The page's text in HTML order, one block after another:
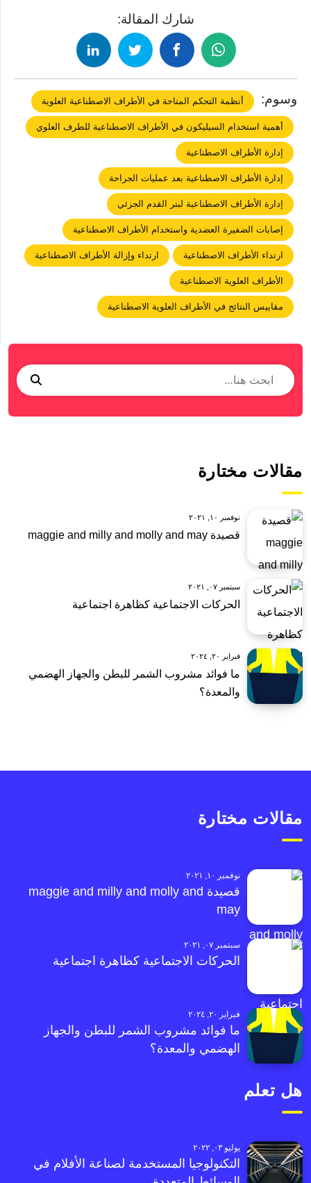
شارك المقالة:
وسوم: أنظمة التحكم المتاحة في الأطراف الاصطناعية العلوية
أهمية استخدام السيليكون في الأطراف الاصطناعية للطرف العلوي
إدارة الأطراف الاصطناعية
إدارة الأطراف الاصطناعية بعد عمليات الجراحة
إدارة الأطراف الاصطناعية لبتر القدم الجزئي
إصابات الضفيرة العضدية واستخدام الأطراف الاصطناعية
ارتداء الأطراف الاصطناعية ارتداء وإزالة الأطراف الاصطناعية
الأطراف العلوية الاصطناعية
مقاييس النتائج في الأطراف العلوية الاصطناعية
مقالات مختارة
نوفمبر ١٠, ٢٠٢١
قصيدة maggie and milly and molly and may
سبتمبر ٠٧, ٢٠٢١
الحركات الاجتماعية كظاهرة اجتماعية
فبراير ٢٠, ٢٠٢٤
ما فوائد مشروب الشمر للبطن والجهاز الهضمي
والمعدة؟
مقالات مختارة
نوفمبر ١٠, ٢٠٢١
قصيدة maggie and milly and molly and
may
سبتمبر ٠٧, ٢٠٢١
الحركات الاجتماعية كظاهرة اجتماعية
فبراير ٢٠, ٢٠٢٤
ما فوائد مشروب الشمر للبطن والجهاز
الهضمي والمعدة؟
هل تعلم
يوليو ٠٣, ٢٠٢٢
التكنولوجيا المستخدمة لصناعة الأفلام في